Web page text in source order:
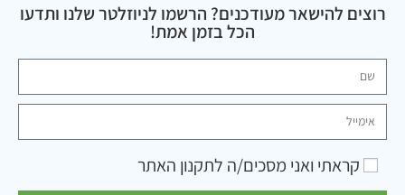
רוצים להישאר מעודכנים? הרשמו לניוזלטר שלנו ותדעו
הכל בזמן אמת!
קראתי ואני מסכים/ה לתקנון האתר